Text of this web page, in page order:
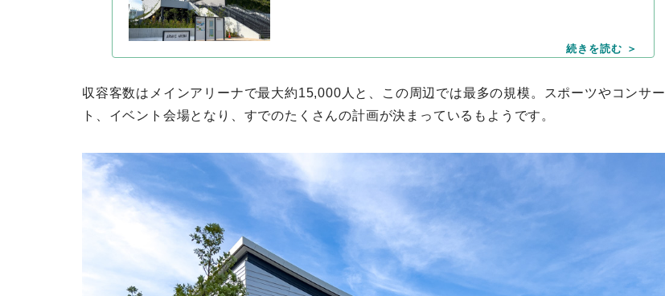
収容客数はメインアリーナで最大約15,000人と、この周辺では最多の規模。スポーツやコンサー
ト、イベント会場となり、すでのたくさんの計画が決まっているもようです。